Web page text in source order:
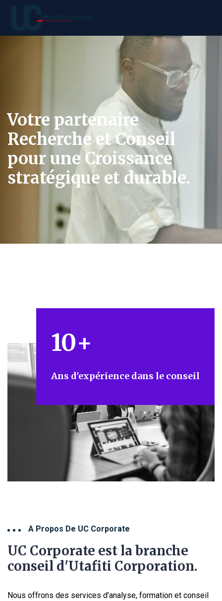
Votre partenaire
Recherche et Conseil
pour une Croissance
stratégique et durable.
10+
Ans d'expérience dans le conseil
A Propos De UC Corporate
UC Corporate est la branche
conseil d'Utafiti Corporation.
Nous offrons des services d’analyse, formation et conseil